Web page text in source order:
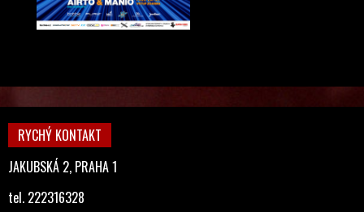
RYCHÝ KONTAKT
JAKUBSKÁ 2, PRAHA 1
tel. 222316328